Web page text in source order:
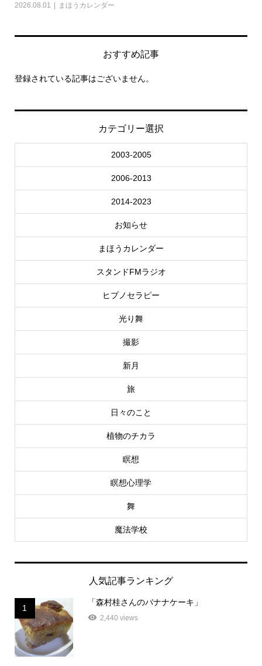
ほうカレンダー
おすすめ記事
登録されている記事はございません。
カテゴリー選択
2003-2005
2006-2013
2014-2023
お知らせ
まほうカレンダー
スタンドFMラジオ
ヒプノセラピー
光り舞
撮影
新月
旅
日々のこと
植物のチカラ
瞑想
瞑想心理学
舞
魔法学校
人気記事ランキング
1
「森村桂さんのバナナケーキ」
2,440 views